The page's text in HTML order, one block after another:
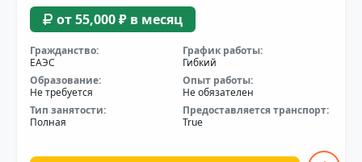
от 55,000 ₽ в месяц
Гражданство:
ЕАЭС
График работы:
Гибкий
Образование:
Не требуется
Опыт работы:
Не обязателен
Тип занятости:
Полная
Предоставляется транспорт:
True